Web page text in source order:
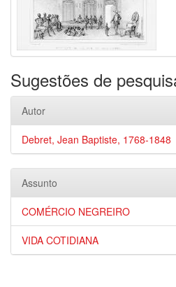
Sugestões de
Autor
Debret, Jean Baptiste, 1768-1848
Assunto
COMÉRCIO NEGREIRO
VIDA COTIDIANA